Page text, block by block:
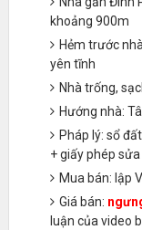
khoảng 900m
Hẻm trước
yên tĩnh
Nhà trống,
Hướng nhà:
Pháp lý: sổ
+ giấy phép sửa
Mua bán: lập
Giá bán:
luận của video